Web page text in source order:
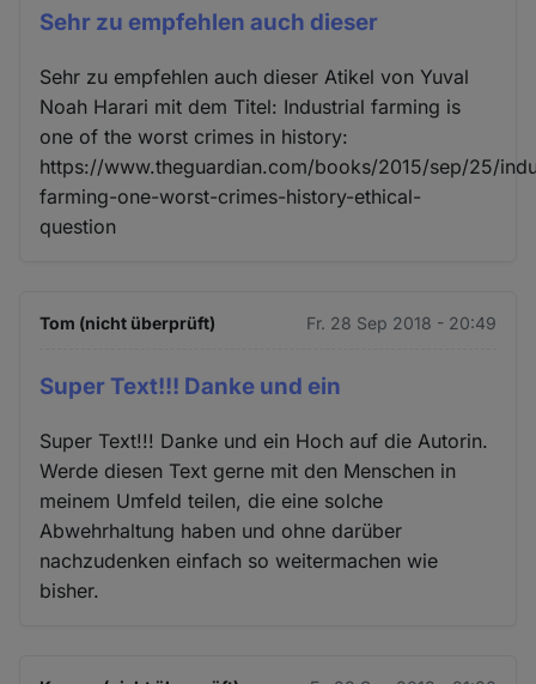
Sehr zu empfehlen auch dieser
Sehr zu empfehlen auch dieser Atikel von Yuval
Noah Harari mit dem Titel: Industrial farming is
one of the worst crimes in history:
https://www.theguardian.com/books/2015/sep/25/
farming-one-worst-crimes-history-ethical-
question
Tom (nicht überprüft) Fr. 28 Sep 2018 - 20:49
Super Text!!! Danke und ein
Super Text!!! Danke und ein Hoch auf die Autorin.
Werde diesen Text gerne mit den Menschen in
meinem Umfeld teilen, die eine solche
Abwehrhaltung haben und ohne darüber
nachzudenken einfach so weitermachen wie
bisher.